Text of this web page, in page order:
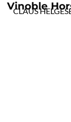
Vinoble
CLAUS